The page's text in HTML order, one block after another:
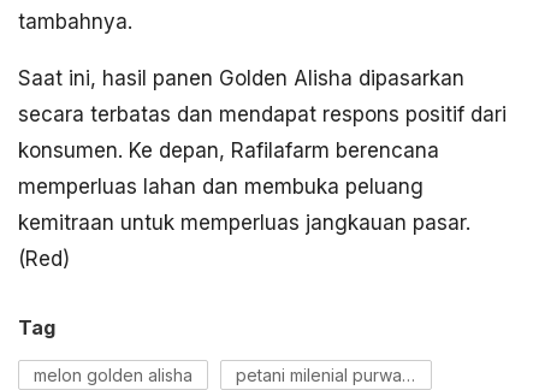
tambahnya.
Saat ini, hasil panen Golden Alisha dipasarkan
secara terbatas dan mendapat respons positif dari
konsumen. Ke depan, Rafilafarm berencana
memperluas lahan dan membuka peluang
kemitraan untuk memperluas jangkauan pasar.
(Red)
Tag
melon golden alisha petani milenial purwakarta